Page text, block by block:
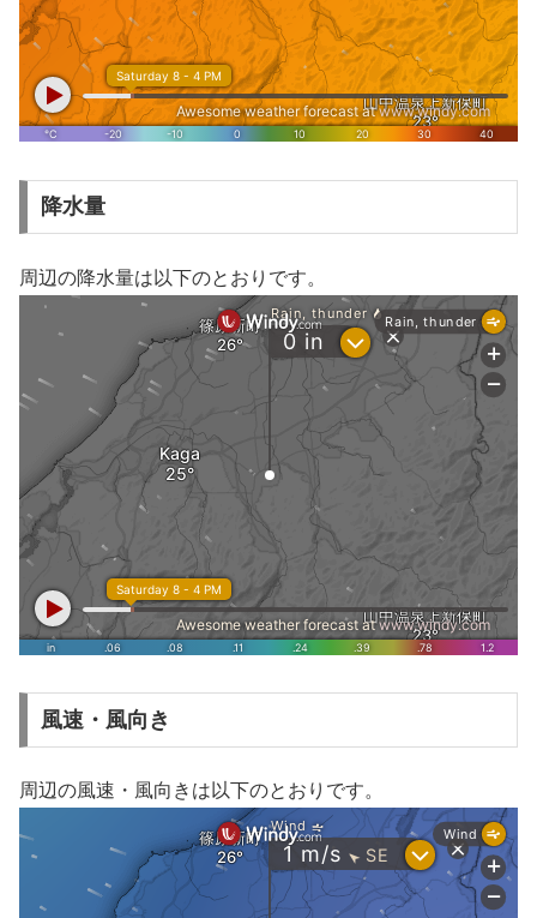
降水量
周辺の降水量は以下のとおりです。
風速・風向き
周辺の風速・風向きは以下のとおりです。